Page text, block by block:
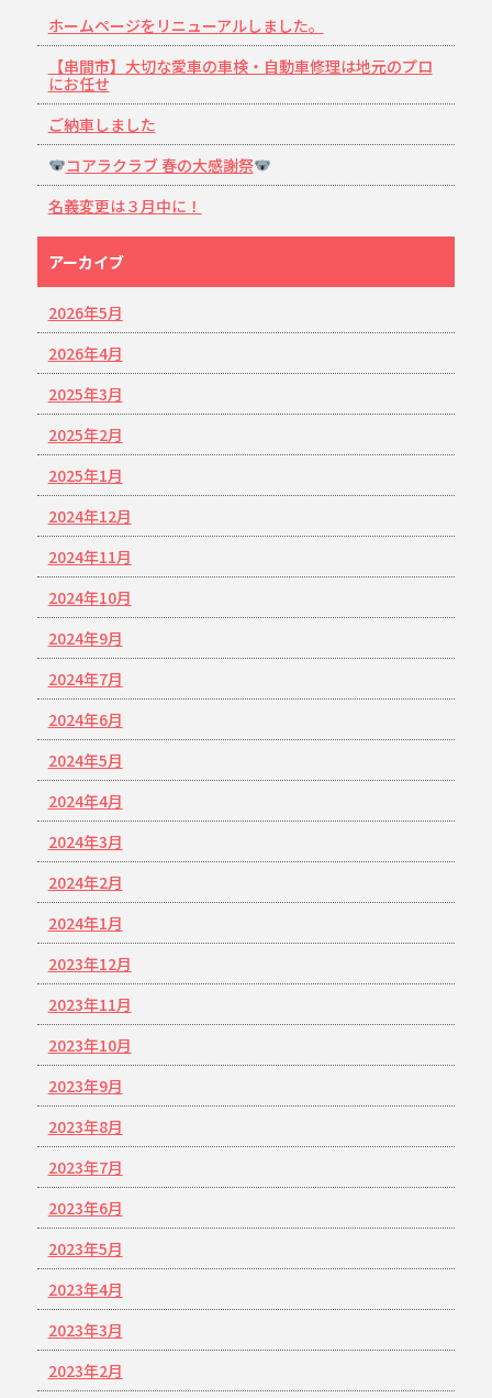
ホームページをリニューアルしました。
【串間市】大切な愛車の車検・自動車修理は地元のプロ
にお任せ
ご納車しました
コアラクラブ 春の大感謝祭
名義変更は３月中に！
アーカイブ
2026年5月
2026年4月
2025年3月
2025年2月
2025年1月
2024年12月
2024年11月
2024年10月
2024年9月
2024年7月
2024年6月
2024年5月
2024年4月
2024年3月
2024年2月
2024年1月
2023年12月
2023年11月
2023年10月
2023年9月
2023年8月
2023年7月
2023年6月
2023年5月
2023年4月
2023年3月
2023年2月